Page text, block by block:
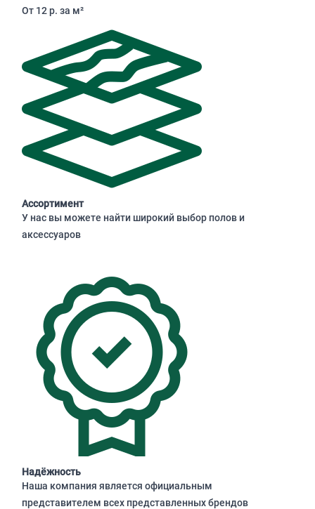
От 12 р. за м²
Ассортимент
У нас вы можете найти широкий выбор полов и
аксессуаров
Надёжность
Наша компания является официальным
представителем всех представленных брендов